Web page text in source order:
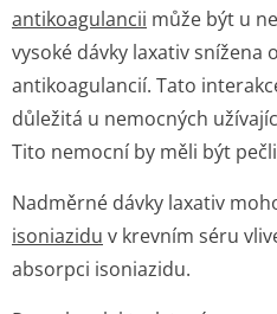
antikoagulancii může být u
vysoké dávky laxativ snížena
antikoagulancií. Tato
důležitá u nemocných
Tito nemocní by měli být
Nadměrné dávky laxativ
isoniazidu v krevním séru
absorpci isoniazidu.